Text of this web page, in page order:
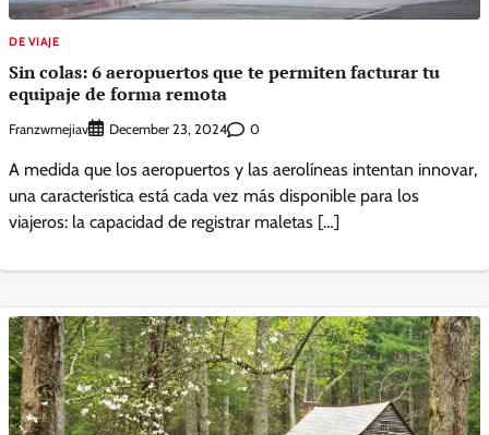
DE VIAJE
Sin colas: 6 aeropuertos que te permiten facturar tu
equipaje de forma remota
Franzwmejiav December 23, 2024 0
A medida que los aeropuertos y las aerolíneas intentan innovar,
una característica está cada vez más disponible para los
viajeros: la capacidad de registrar maletas […]